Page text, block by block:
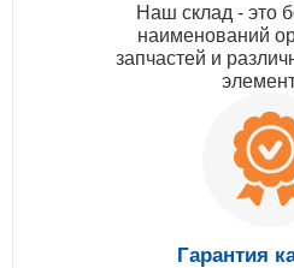
Наш склад - это
наименований
запчастей и
Гарантия